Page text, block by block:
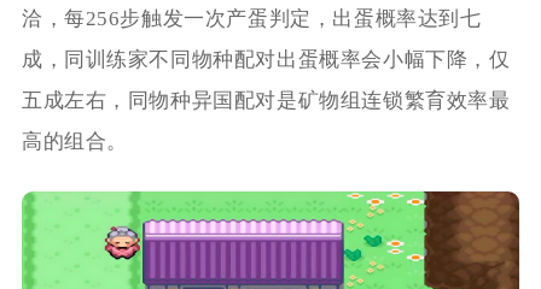
洽，每256步触发一次产蛋判定，出蛋概率达到七
成，同训练家不同物种配对出蛋概率会小幅下降，仅
五成左右，同物种异国配对是矿物组连锁繁育效率最
高的组合。